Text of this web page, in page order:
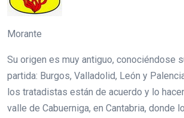
Morante
Su origen es muy antiguo, conociéndose
partida: Burgos, Valladolid, León y
los tratadistas están de acuerdo y lo
valle de Cabuerniga, en Cantabria, donde